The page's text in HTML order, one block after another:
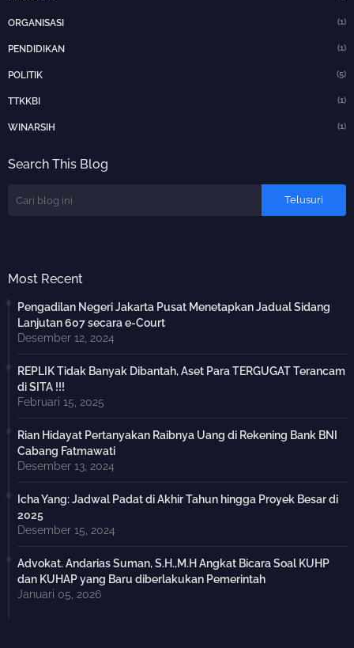
ORGANISASI (1)
PENDIDIKAN (1)
POLITIK (5)
TTKKBI (1)
WINARSIH (1)
Search This Blog
Most Recent
Pengadilan Negeri Jakarta Pusat Menetapkan Jadual Sidang
Lanjutan 607 secara e-Court
Desember 12, 2024
REPLIK Tidak Banyak Dibantah, Aset Para TERGUGAT Terancam
di SITA !!!
Februari 15, 2025
Rian Hidayat Pertanyakan Raibnya Uang di Rekening Bank BNI
Cabang Fatmawati
Desember 13, 2024
Icha Yang: Jadwal Padat di Akhir Tahun hingga Proyek Besar di
2025
Desember 15, 2024
Advokat. Andarias Suman, S.H.,M.H Angkat Bicara Soal KUHP
dan KUHAP yang Baru diberlakukan Pemerintah
Januari 05, 2026